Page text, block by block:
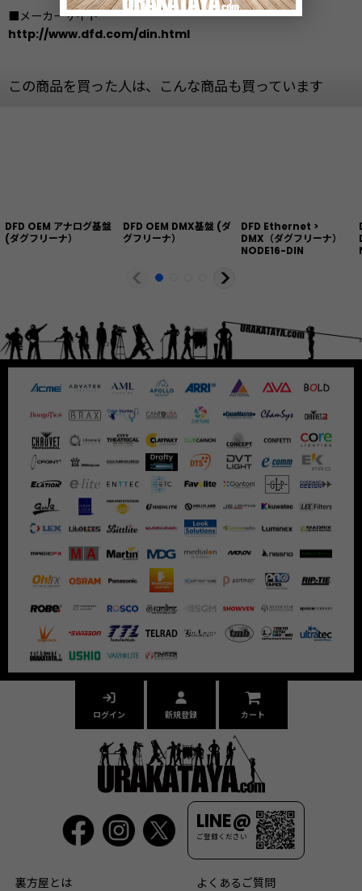
■メーカーサイト
http://www.dfd.com/din.html
この商品を買った人は、こんな商品も買っています
DFD OEM アナログ基盤
(ダグフリーナ）
DFD OEM DMX基盤 (ダ
グフリーナ）
DFD Ethernet >
DMX（ダグフリーナ）
NODE16-DIN
LINE@
ご登録ください
ログイン 新規登録 カート
裏方屋とは よくあるご質問